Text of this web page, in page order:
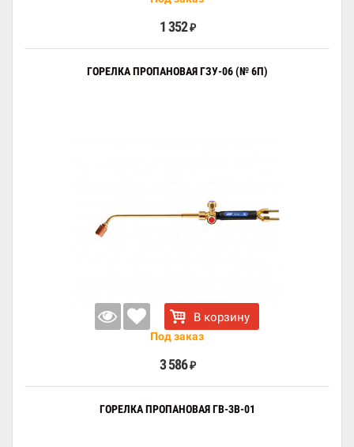
1 352 ₽
ГОРЕЛКА ПРОПАНОВАЯ ГЗУ-06 (№ 6П)
В корзину
Под заказ
3 586 ₽
ГОРЕЛКА ПРОПАНОВАЯ ГВ-3В-01